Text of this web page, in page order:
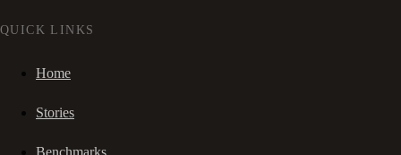
QUICK LINKS
Home
Stories